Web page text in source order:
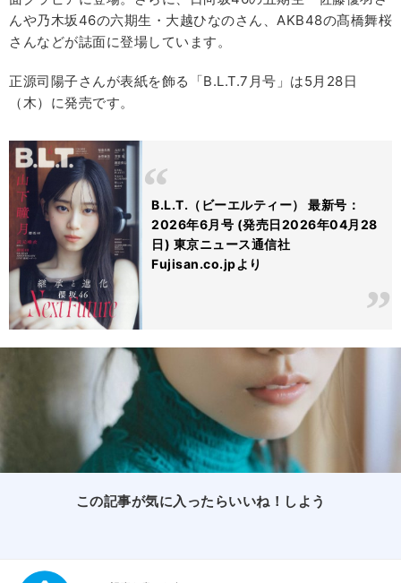
んや乃木坂46の六期生・大越ひなのさん、AKB48の髙橋舞桜
さんなどが誌面に登場しています。
正源司陽子さんが表紙を飾る「B.L.T.7月号」は5月28日
（木）に発売です。
B.L.T.（ビーエルティー） 最新号：
2026年6月号 (発売日2026年04月28
日) 東京ニュース通信社
Fujisan.co.jpより
この記事が気に入ったらいいね！しよう